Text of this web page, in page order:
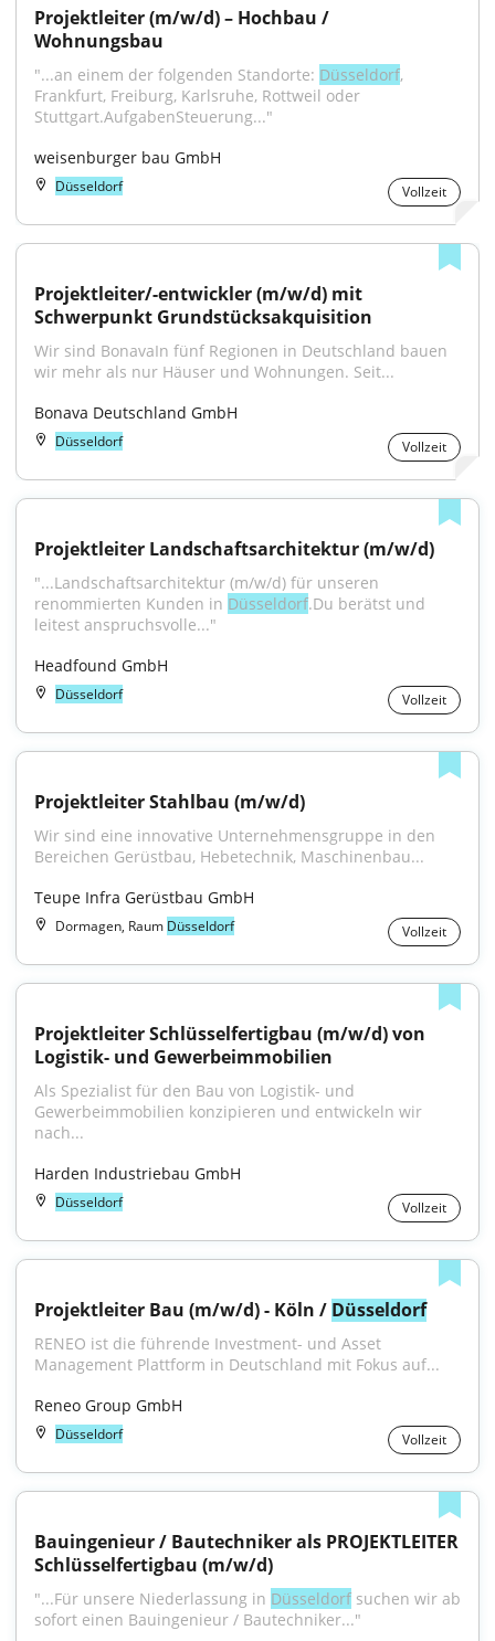
Projektleiter (m/w/d) – Hochbau /
Wohnungsbau
"...an einem der folgenden Standorte: Düsseldorf,
Frankfurt, Freiburg, Karlsruhe, Rottweil oder
Stuttgart.AufgabenSteuerung..."
weisenburger bau GmbH
Düsseldorf Vollzeit
Projektleiter/-entwickler (m/w/d) mit
Schwerpunkt Grundstücksakquisition
Wir sind BonavaIn fünf Regionen in Deutschland bauen
wir mehr als nur Häuser und Wohnungen. Seit...
Bonava Deutschland GmbH
Düsseldorf Vollzeit
Projektleiter Landschaftsarchitektur (m/w/d)
"...Landschaftsarchitektur (m/w/d) für unseren
renommierten Kunden in Düsseldorf.Du berätst und
leitest anspruchsvolle..."
Headfound GmbH
Düsseldorf Vollzeit
Projektleiter Stahlbau (m/w/d)
Wir sind eine innovative Unternehmensgruppe in den
Bereichen Gerüstbau, Hebetechnik, Maschinenbau...
Teupe Infra Gerüstbau GmbH
Dormagen, Raum Düsseldorf Vollzeit
Projektleiter Schlüsselfertigbau (m/w/d) von
Logistik- und Gewerbeimmobilien
Als Spezialist für den Bau von Logistik- und
Gewerbeimmobilien konzipieren und entwickeln wir
nach...
Harden Industriebau GmbH
Düsseldorf Vollzeit
Projektleiter Bau (m/w/d) - Köln / Düsseldorf
RENEO ist die führende Investment- und Asset
Management Plattform in Deutschland mit Fokus auf...
Reneo Group GmbH
Düsseldorf Vollzeit
Bauingenieur / Bautechniker als PROJEKTLEITER
Schlüsselfertigbau (m/w/d)
"...Für unsere Niederlassung in Düsseldorf suchen wir ab
sofort einen Bauingenieur / Bautechniker..."